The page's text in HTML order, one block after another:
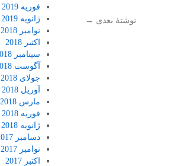
نوشتهٔ بعدی →
فوریه 2019
ژانویه 2019
نوامبر 2018
اکتبر 2018
سپتامبر 2018
آگوست 2018
جولای 2018
آوریل 2018
مارس 2018
فوریه 2018
ژانویه 2018
دسامبر 2017
نوامبر 2017
اکتبر 2017